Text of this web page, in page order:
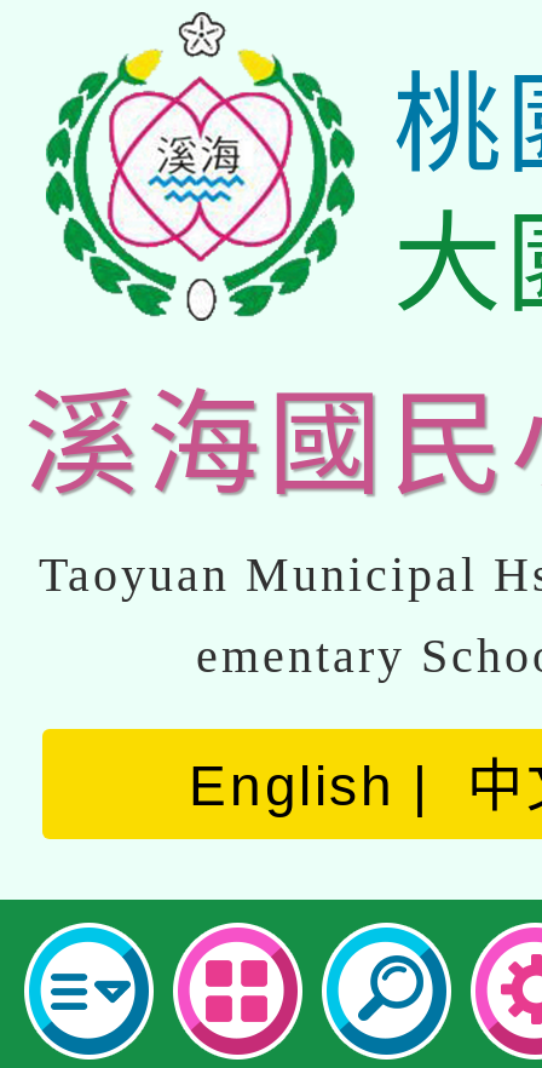
桃
大
溪海國民
Taoyuan Municipal
ementary
English 中